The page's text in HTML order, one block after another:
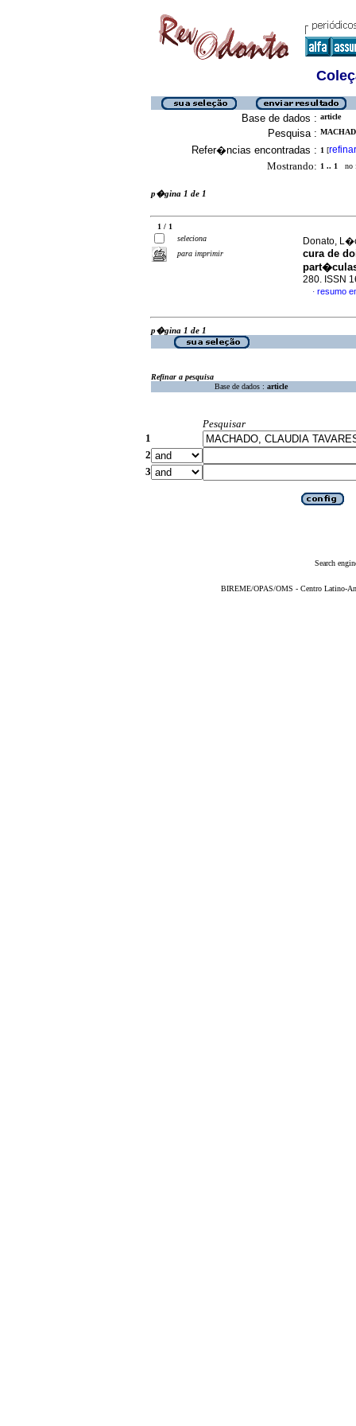
Base de dados : article
Pesquisa :
Refer�ncias encontradas : 1 [refinar
Mostrando: 1 .. 1 no
p�gina 1 de 1
1 / 1
seleciona
para imprimir
Donato,
cura de
280. ISSN
· resumo
p�gina 1 de 1
Refinar a pesquisa
Base de dados : article
Pesquisar
1
2
3
Search
BIREME/OPAS/OMS - Centro Latino-